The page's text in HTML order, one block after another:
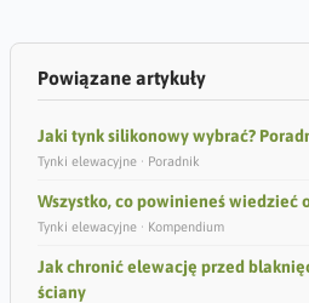
Powiązane artykuły
Jaki tynk silikonowy wybrać?
Tynki elewacyjne · Poradnik
Wszystko, co powinieneś wiedzieć
Tynki elewacyjne · Kompendium
Jak chronić elewację przed
ściany